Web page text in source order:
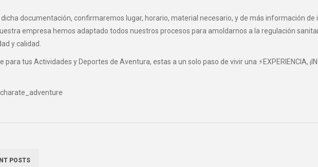
dicha documentación, confirmaremos lugar, horario, material necesario, y de más información de
nuestra empresa hemos adaptado todos nuestros procesos para amoldarnos a la regulación
y calidad.
tus Actividades y Deportes de Aventura, estas a un solo paso de vivir una ⚡EXPERIENCIA,
POSTS